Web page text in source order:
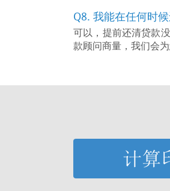
Q8. 我能在任何时
可以，提前还清贷款
款顾问商量，我们会